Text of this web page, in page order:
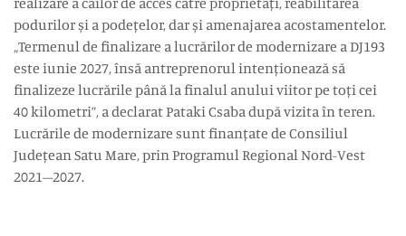
podurilor și a podețelor, dar și amenajarea acostamentelor.
„Termenul de finalizare a lucrărilor de modernizare a DJ193
este iunie 2027, însă antreprenorul intenționează să
finalizeze lucrările până la finalul anului viitor pe toți cei
40 kilometri”, a declarat Pataki Csaba după vizita în teren.
Lucrările de modernizare sunt finanțate de Consiliul
Județean Satu Mare, prin Programul Regional Nord-Vest
2021–2027.